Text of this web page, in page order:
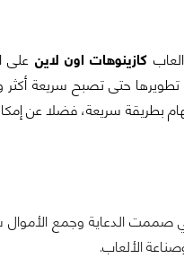
كازينوهات اون لاين على
حتى تصبح سريعة أكثر
سريعة، فضلا عن
صممت الدعاية وجمع